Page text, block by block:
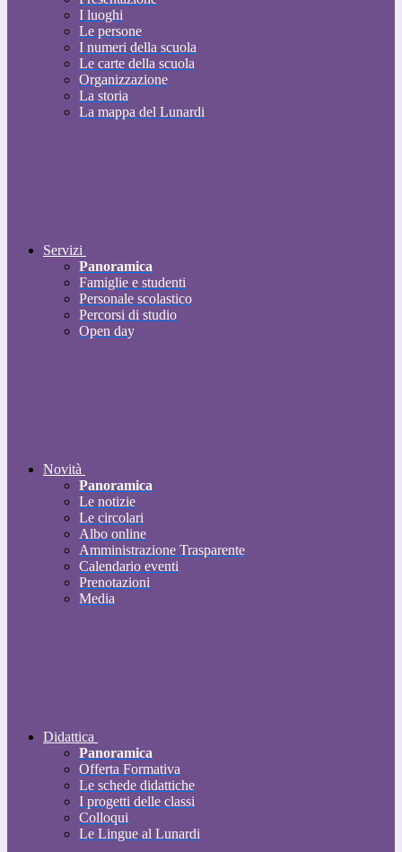
I luoghi
Le persone
I numeri della scuola
Le carte della scuola
Organizzazione
La storia
La mappa del Lunardi
Servizi
Panoramica
Famiglie e studenti
Personale scolastico
Percorsi di studio
Open day
Novità
Panoramica
Le notizie
Le circolari
Albo online
Amministrazione Trasparente
Calendario eventi
Prenotazioni
Media
Didattica
Panoramica
Offerta Formativa
Le schede didattiche
I progetti delle classi
Colloqui
Le Lingue al Lunardi